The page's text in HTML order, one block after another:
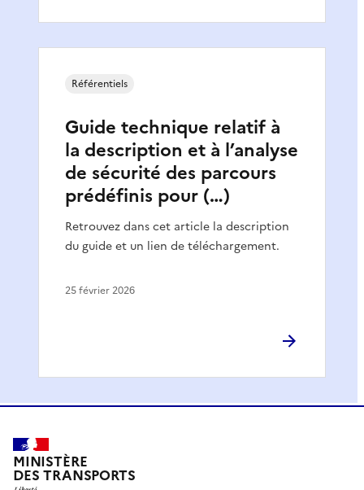
Guide technique relatif à
la description et à l’analyse
de sécurité des parcours
prédéfinis pour (…)
Retrouvez dans cet article la description
du guide et un lien de téléchargement.
Référentiels
25 février 2026
MINISTÈRE
DES TRANSPORTS